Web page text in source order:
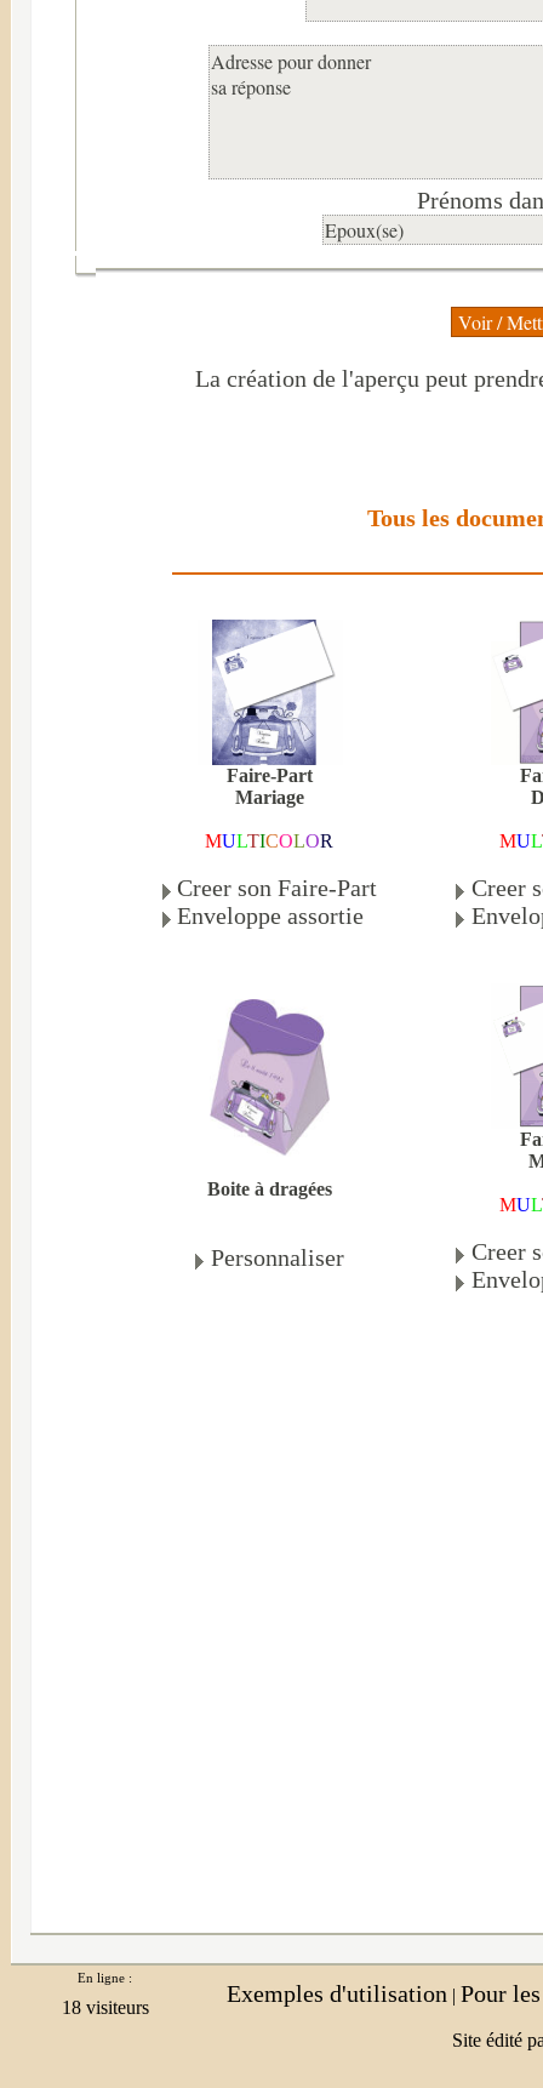
Prénoms
La création de l'aperçu peut
Tous les
Faire-Part
Mariage
MULTICOLOR
Creer son Faire-Part
Enveloppe assortie
MUL
Creer
Boite à dragées
Personnaliser
MUL
Creer
En ligne :
Exemples d'utilisation | Pour
Site édité